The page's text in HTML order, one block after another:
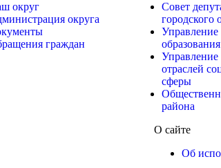
округ
округа
граждан
Совет
городского
Управление
образования
Управление
отраслей
сферы
района
О сайте
Об